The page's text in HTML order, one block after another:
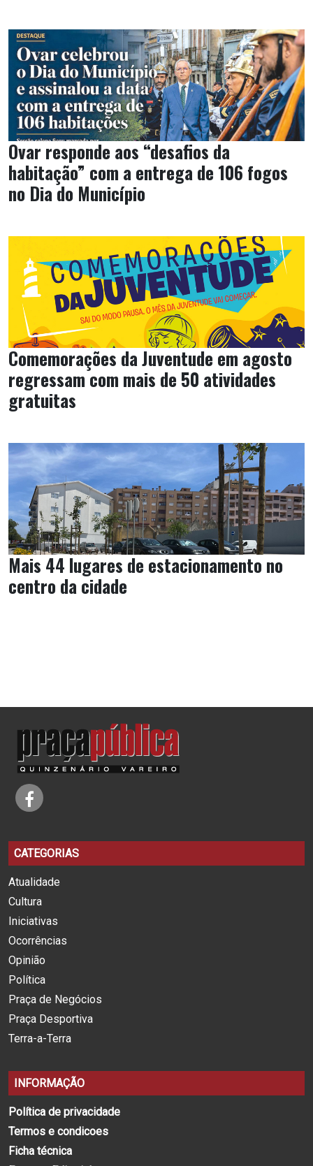
Ovar responde aos “desafios da
habitação” com a entrega de 106 fogos
no Dia do Município
Comemorações da Juventude em agosto
regressam com mais de 50 atividades
gratuitas
Mais 44 lugares de estacionamento no
centro da cidade
CATEGORIAS
Atualidade
Cultura
Iniciativas
Ocorrências
Opinião
Política
Praça de Negócios
Praça Desportiva
Terra-a-Terra
INFORMAÇÃO
Política de privacidade
Termos e condicoes
Ficha técnica